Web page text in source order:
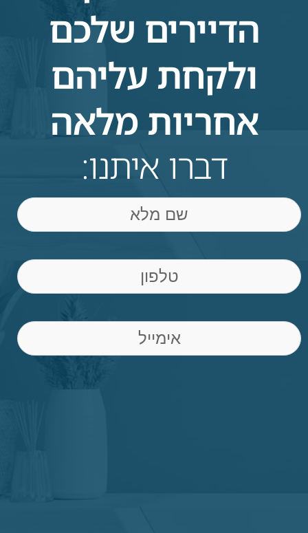
הדיירים שלכם
ולקחת עליהם
אחריות מלאה
דברו איתנו:
שם
Phone
Email